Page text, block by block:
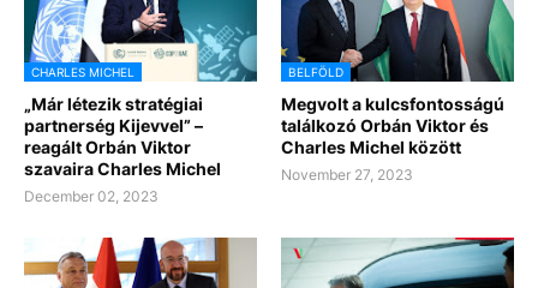
CHARLES MICHEL
„Már létezik stratégiai
partnerség Kijevvel” –
reagált Orbán Viktor
szavaira Charles Michel
December 02, 2023
BELFÖLD
Megvolt a kulcsfontosságú
találkozó Orbán Viktor és
Charles Michel között
November 27, 2023